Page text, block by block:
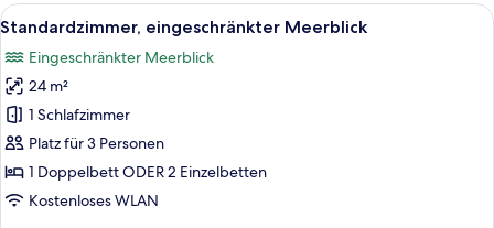
Alle
Fotos
für
Standardzimmer,
eingeschränkter
Meerblick
anzeigen
Ein modernes Hotelzimmer mit
6
Standardzimmer, eingeschränkter Meerblick
Eingeschränkter Meerblick
24 m²
1 Schlafzimmer
Platz für 3 Personen
1 Doppelbett ODER 2 Einzelbetten
Kostenloses WLAN